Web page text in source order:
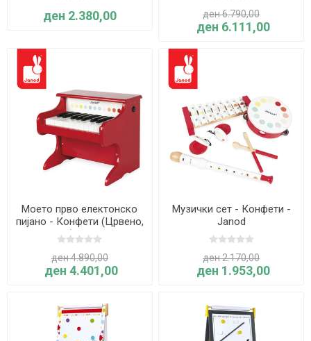
ден 2.380,00 ден 6.790,00
ден 6.111,00
Моето прво електонско
пијано - Конфети (Црвено,
2026) - Janod
ден 4.890,00
ден 4.401,00
Музички сет - Конфети -
Janod
ден 2.170,00
ден 1.953,00